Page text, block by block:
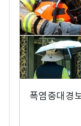
폭염중대경